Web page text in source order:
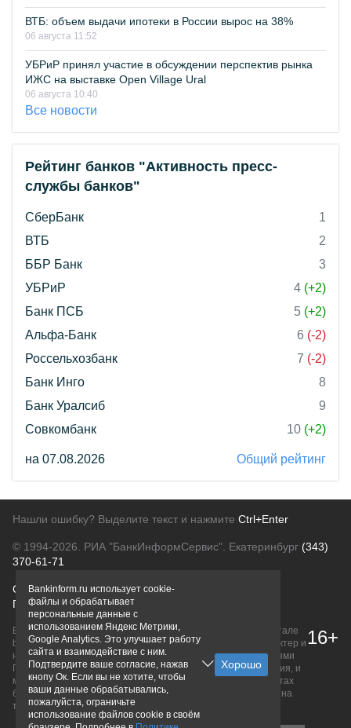
ВТБ: объем выдачи ипотеки в России вырос на 38%
06 августа 11:52
УБРиР принял участие в обсуждении перспектив рынка
ИЖС на выставке Open Village Ural
06 августа 10:40
Все новости
Рейтинг банков "Активность пресс-
службы банков"
СберБанк
1
ВТБ
2
ББР Банк
3
УБРиР
4 (+2)
Банк ПСБ
5 (+2)
Альфа-Банк
6 (-2)
Россельхозбанк
7 (-2)
Банк Инго
8
Банк Уралсиб
9
Совкомбанк
10 (+2)
на 07.08.2026 Общий рейтинг
Нашли ошибку? Выделите текст и нажмите Ctrl+Enter
© 1994-2026. РИА "БанкИнформСервис". Екатеринбург (343)
370-61-71
О проектеПолитика конфиденциальности
Правовая информацияДля рекламодателей
Вся информация о продуктах банков, размещенная на портале
bankinform.ru, носит исключительно ознакомительный характер и
не является публичной офертой, определяемой положениями
ГК РФ. Информация не содержит точного и полного описания, и
может быть изменена. Конечные условия уточняйте на сайтах
банков или при личном обращении. Исключительное право на
товарные знаки принадлежит их правообладателям.
16+
Bankinform.ru использует cookie-
файлы и обрабатывает
персональные данные с
использованием Яндекс Метрики,
Google Analytics. Это улучшает работу
сайта и взаимодействие с ним.
Подтвердите ваше согласие, нажав
кнопу Ок. Если вы не хотите, чтобы
ваши данные обрабатывались,
пожалуйста, ограничьте
использование файлов cookie в своём